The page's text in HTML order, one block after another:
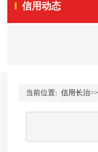
信用动态
当前位置: 信用长治>>